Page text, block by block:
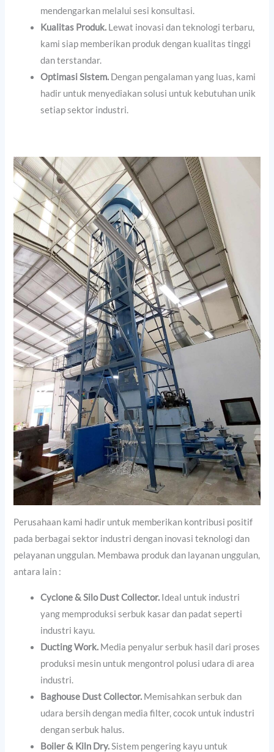
mendengarkan melalui sesi konsultasi.
Kualitas Produk. Lewat inovasi dan teknologi terbaru,
kami siap memberikan produk dengan kualitas tinggi
dan terstandar.
Optimasi Sistem. Dengan pengalaman yang luas, kami
hadir untuk menyediakan solusi untuk kebutuhan unik
setiap sektor industri.
Perusahaan kami hadir untuk memberikan kontribusi positif
pada berbagai sektor industri dengan inovasi teknologi dan
pelayanan unggulan. Membawa produk dan layanan unggulan,
antara lain :
Cyclone & Silo Dust Collector. Ideal untuk industri
yang memproduksi serbuk kasar dan padat seperti
industri kayu.
Ducting Work. Media penyalur serbuk hasil dari proses
produksi mesin untuk mengontrol polusi udara di area
industri.
Baghouse Dust Collector. Memisahkan serbuk dan
udara bersih dengan media filter, cocok untuk industri
dengan serbuk halus.
Boiler & Kiln Dry.Sistem pengering kayu untuk